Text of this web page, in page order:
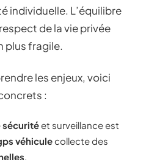
individuelle. L’équilibre
de la vie privée
plus fragile.
les enjeux, voici
:
sécuritéet surveillance est
véhiculecollecte des
.